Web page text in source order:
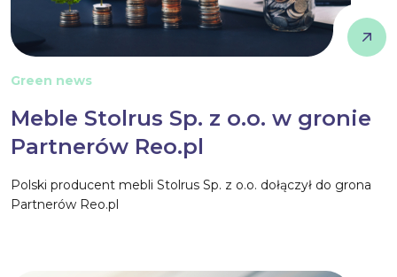
Green news
Meble Stolrus Sp. z o.o. w gronie
Partnerów Reo.pl
Polski producent mebli Stolrus Sp. z o.o. dołączył do grona
Partnerów Reo.pl